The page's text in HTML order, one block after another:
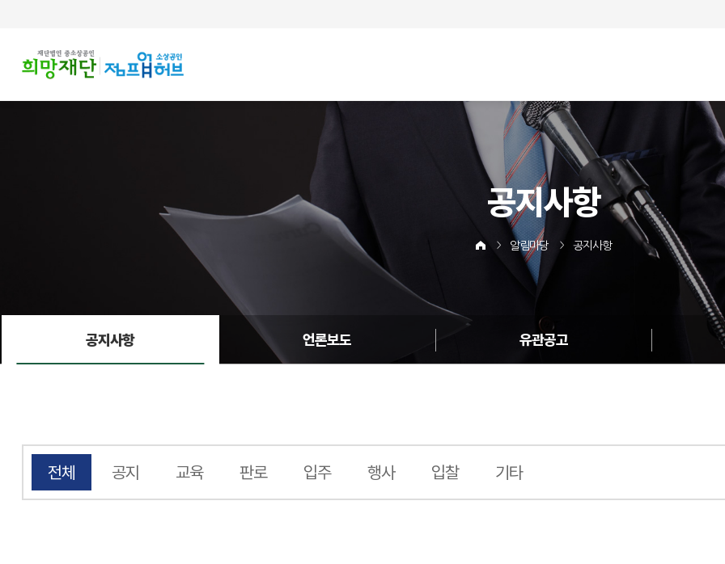
공지사항
알림마당 공지사항
공지사항 언론보도 유관공고
전체 공지 교육 판로 입주 행사 입찰 기타